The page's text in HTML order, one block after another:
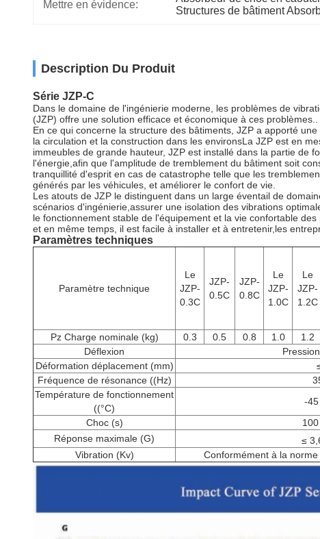
Mettre en évidence:
Structures de bâtiment
Description Du Produit
Série JZP-C
Dans le domaine de l'ingénierie moderne, les problèmes de
(JZP) offre une solution efficace et économique à ces problèmes..
En ce qui concerne la structure des bâtiments, JZP a apporté
la circulation et la construction dans les environsLa JZP est en
immeubles de grande hauteur, JZP est installé dans la partie de
l'énergie,afin que l'amplitude de tremblement du bâtiment soit
tranquillité d'esprit en cas de catastrophe telle que les
générés par les véhicules, et améliorer le confort de vie.
Les atouts de JZP le distinguent dans un large éventail de
scénarios d'ingénierie,assurer une isolation des vibrations
le fonctionnement stable de l'équipement et la vie confortable
et en même temps, il est facile à installer et à entretenir,les
Paramètres techniques
Paramètre technique
Le
JZP-
0.3C
JZP-
0.5C
JZP-
0.8C
Le
JZP-
1.0C
Le
JZP-
1.2C
Pz Charge nominale (kg) 0.3 0.5 0.8 1.0 1.2
Déflexion
Déformation déplacement (mm)
Fréquence de résonance ((Hz)
Température de fonctionnement
((°C)
-
Choc (s)
Réponse maximale (G)
≤
Vibration (Kv) Conformément à la